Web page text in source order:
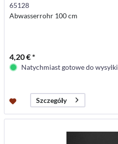
65128
Abwasserrohr 100 cm
4,20 € *
Natychmiast gotowe do wysyłki
Szczegóły